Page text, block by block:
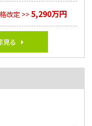
改定 >>5,290万円
見る